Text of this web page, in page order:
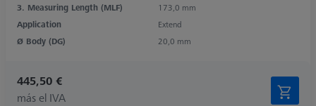
3. Measuring Length (MLF)
173,0 mm
Application
Extend
Ø Body (DG)
20,0 mm
445,50 €
más el IVA